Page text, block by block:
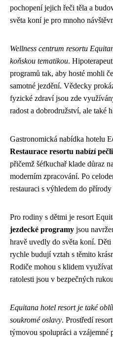
pochopení jejich řeči těla a
světa koní je pro mnoho
Wellness centrum resortu
koňskou tematikou.
programů tak, aby hosté mohli
samotné jezdění. Vědecky
fyzické zdraví jsou zde
radost a dobrodružství, ale také
Gastronomická nabídka hotelu
Restaurace resortu nabízí
přičemž šéfkuchař klade důraz
moderním zpracování. Po
restauraci s výhledem do
Pro rodiny s dětmi je resort
jezdecké programy jsou
hravě uvedly do světa koní.
rychle budují vztah s těmito
Rodiče mohou s klidem
ratolesti jsou v bezpečných
Equitana hotel resort je také
soukromé oslavy. Prostředí
týmovou spolupráci a